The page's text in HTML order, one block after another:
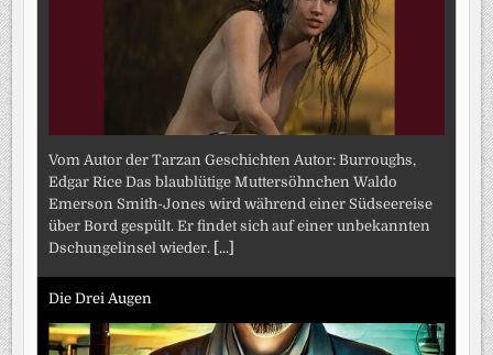
Vom Autor der Tarzan Geschichten Autor: Burroughs,
Edgar Rice Das blaublütige Muttersöhnchen Waldo
Emerson Smith-Jones wird während einer Südseereise
über Bord gespült. Er findet sich auf einer unbekannten
Dschungelinsel wieder. [...]
Die Drei Augen